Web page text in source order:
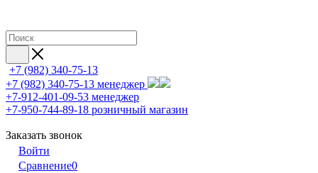
+7 (982) 340-75-13
+7 (982) 340-75-13 менеджер
+7-912-401-09-53 менеджер
+7-950-744-89-18 розничный магазин
Заказать звонок
Войти
Сравнение0